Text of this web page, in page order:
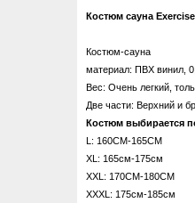
Костюм сауна
Костюм-сауна
материал: ПВХ винил,
Вес: Очень легкий,
Две части: Верхний и
Костюм выбирается
L: 160CM-165CM
XL: 165см-175см
XXL: 170CM-180CM
XXXL: 175см-185см